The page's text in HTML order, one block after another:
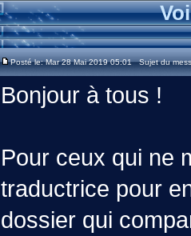
Posté le: Mar 28 Mai 2019 05:01 Sujet du
Bonjour à tous !
Pour ceux qui ne
traductrice pour
dossier qui